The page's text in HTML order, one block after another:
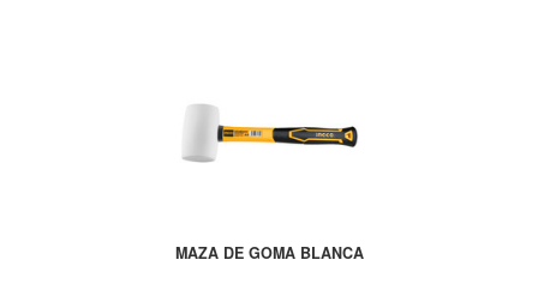
MAZA DE GOMA BLANCA